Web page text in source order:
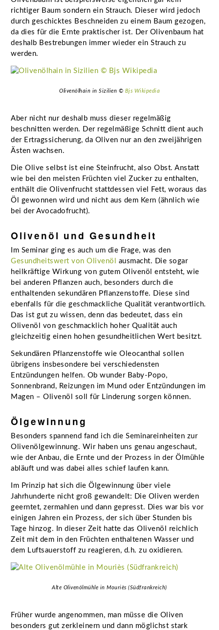
richtiger Baum sondern ein Strauch. Dieser wird jedoch
durch geschicktes Beschneiden zu einem Baum gezogen,
da dies für die Ernte praktischer ist. Der Olivenbaum hat
deshalb Bestrebungen immer wieder ein Strauch zu
werden.
Olivenölhain in Sizilien © Bjs Wikipedia
Aber nicht nur deshalb muss dieser regelmäßig
beschnitten werden. Der regelmäßige Schnitt dient auch
der Ertragssicherung, da Oliven nur an den zweijährigen
Ästen wachsen.
Die Olive selbst ist eine Steinfrucht, also Obst. Anstatt
wie bei den meisten Früchten viel Zucker zu enthalten,
enthält die Olivenfrucht stattdessen viel Fett, woraus das
Öl gewonnen wird und nicht aus dem Kern (ähnlich wie
bei der Avocadofrucht).
Olivenöl und Gesundheit
Im Seminar ging es auch um die Frage, was den
Gesundheitswert von Olivenöl
ausmacht. Die sogar
heilkräftige Wirkung von gutem Olivenöl entsteht, wie
bei anderen Pflanzen auch, besonders durch die
enthaltenden sekundären Pflanzenstoffe. Diese sind
ebenfalls für die geschmackliche Qualität verantwortlich.
Das ist gut zu wissen, denn das bedeutet, dass ein
Olivenöl von geschmacklich hoher Qualität auch
gleichzeitig einen hohen gesundheitlichen Wert besitzt.
Sekundären Pflanzenstoffe wie Oleocanthal sollen
übrigens insbesondere bei verschiedensten
Entzündungen helfen. Ob wunder Baby-Popo,
Sonnenbrand, Reizungen im Mund oder Entzündungen im
Magen – Olivenöl soll für Linderung sorgen können.
Ölgewinnung
Besonders spannend fand ich die Seminareinheiten zur
Olivenölgewinnung. Wir haben uns genau angeschaut,
wie der Anbau, die Ernte und der Prozess in der Ölmühle
abläuft und was dabei alles schief laufen kann.
Im Prinzip hat sich die Ölgewinnung über viele
Jahrhunderte nicht groß gewandelt: Die Oliven werden
geerntet, zermahlen und dann gepresst. Dies war bis vor
einigen Jahren ein Prozess, der sich über Stunden bis
Tage hinzog. In dieser Zeit hatte das Olivenöl reichlich
Zeit mit dem in den Früchten enthaltenen Wasser und
dem Luftsauerstoff zu reagieren, d.h. zu oxidieren.
Alte Olivenölmühle in Mouriès (Südfrankreich)
Früher wurde angenommen, man müsse die Oliven
besonders gut zerkleinern und dann möglichst stark